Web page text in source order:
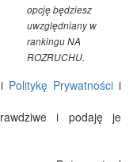
opcję będziesz
uwzględniany w
rankingu NA
ROZRUCHU.
i Politykę Prywatności i
i podaję je